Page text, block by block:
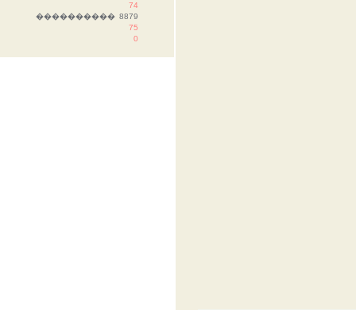
74
���������� 8879
75
0